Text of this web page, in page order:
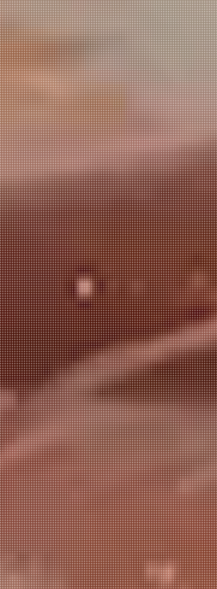
漁師が紡ぐ、豊かな海の
贈りもの。